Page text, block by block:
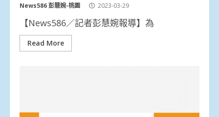
News586 彭慧婉-桃園 2023-03-29
【News586／記者彭慧婉報導】為
Read More